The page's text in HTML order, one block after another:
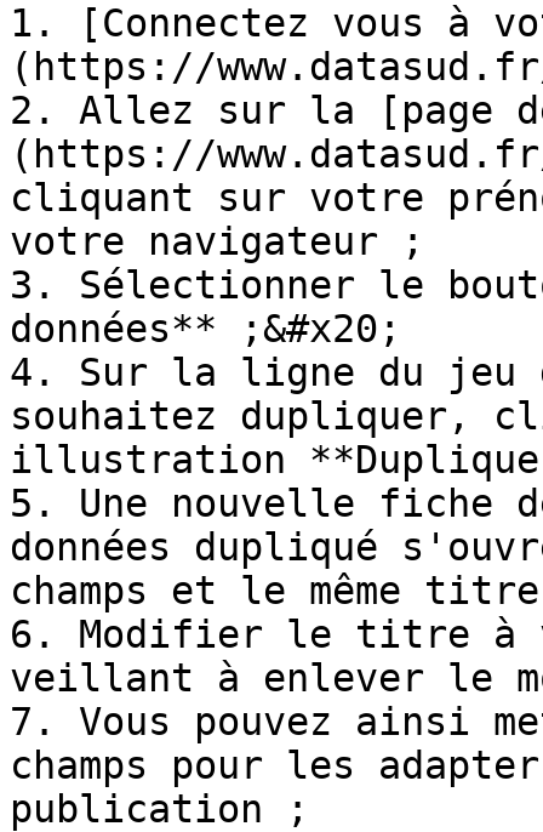
1. [Connectez vous à
(https://
2. Allez sur la [page
(https://
cliquant sur votre
votre navigateur ;
3. Sélectionner le
données** ;&#x20;
4. Sur la ligne du jeu
souhaitez dupliquer,
illustration
5. Une nouvelle fiche
données dupliqué
champs et le même
6. Modifier le titre à
veillant à enlever le
7. Vous pouvez ainsi
champs pour les
publication ;